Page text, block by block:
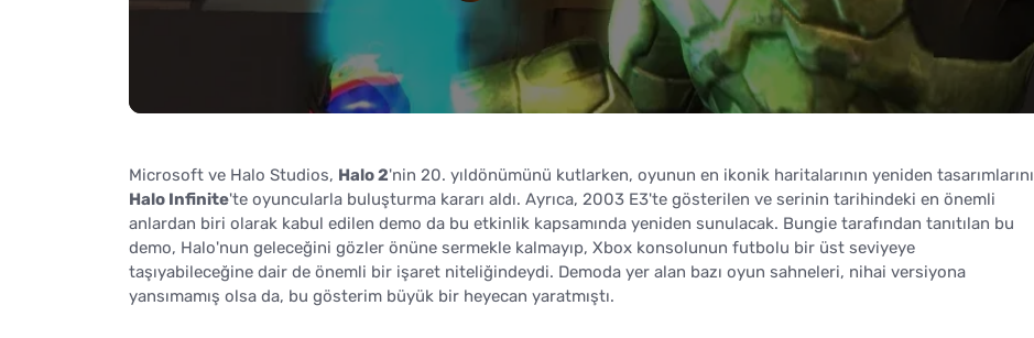
Microsoft ve Halo Studios, Halo 2'nin 20. yıldönümünü kutlarken, oyunun en ikonik haritalarının yeniden tasarımlarını
Halo Infinite'te oyuncularla buluşturma kararı aldı. Ayrıca, 2003 E3'te gösterilen ve serinin tarihindeki en önemli
anlardan biri olarak kabul edilen demo da bu etkinlik kapsamında yeniden sunulacak. Bungie tarafından tanıtılan bu
demo, Halo'nun geleceğini gözler önüne sermekle kalmayıp, Xbox konsolunun futbolu bir üst seviyeye
taşıyabileceğine dair de önemli bir işaret niteliğindeydi. Demoda yer alan bazı oyun sahneleri, nihai versiyona
yansımamış olsa da, bu gösterim büyük bir heyecan yaratmıştı.